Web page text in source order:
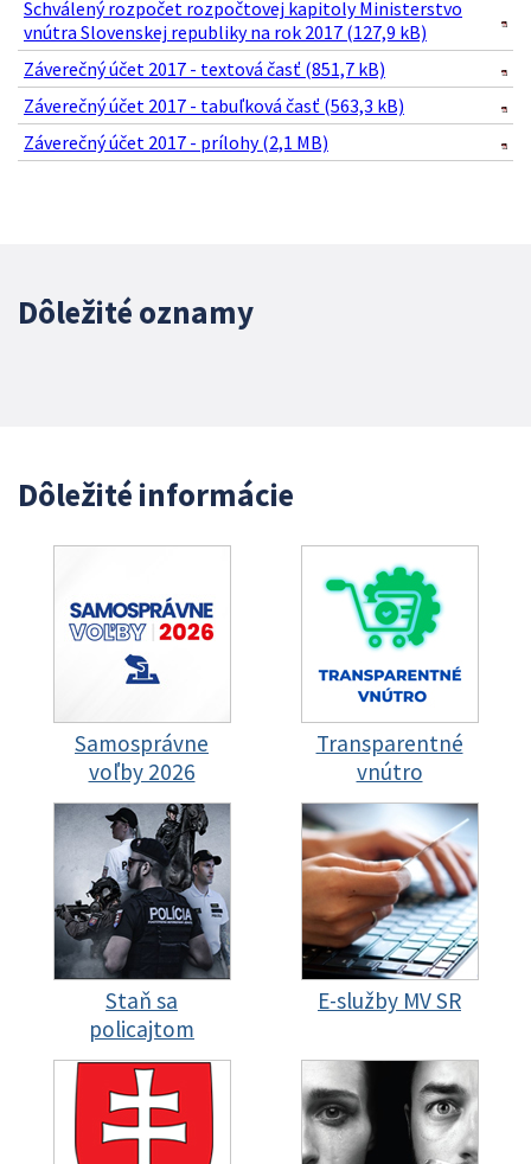
Schválený rozpočet rozpočtovej kapitoly Ministerstvo
vnútra Slovenskej republiky na rok 2017 (127,9 kB)
Záverečný účet 2017 - textová časť (851,7 kB)
Záverečný účet 2017 - tabuľková časť (563,3 kB)
Záverečný účet 2017 - prílohy (2,1 MB)
Dôležité oznamy
Dôležité informácie
Samosprávne
voľby 2026
Transparentné
vnútro
Staň sa
policajtom
E-služby MV SR